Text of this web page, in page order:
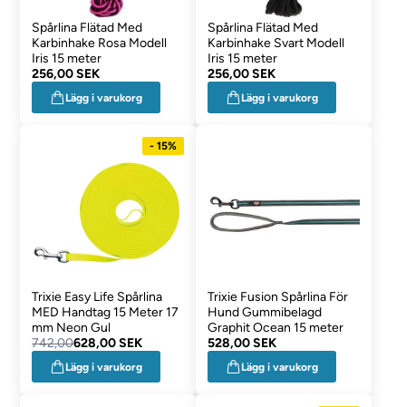
Spårlina Flätad Med
Karbinhake Rosa Modell
Iris 15 meter
256,00 SEK
Lägg i varukorg
Spårlina Flätad Med
Karbinhake Svart Modell
Iris 15 meter
256,00 SEK
Lägg i varukorg
- 15%
Trixie Easy Life Spårlina
MED Handtag 15 Meter 17
mm Neon Gul
742,00628,00 SEK
Lägg i varukorg
Trixie Fusion Spårlina För
Hund Gummibelagd
Graphit Ocean 15 meter
528,00 SEK
Lägg i varukorg